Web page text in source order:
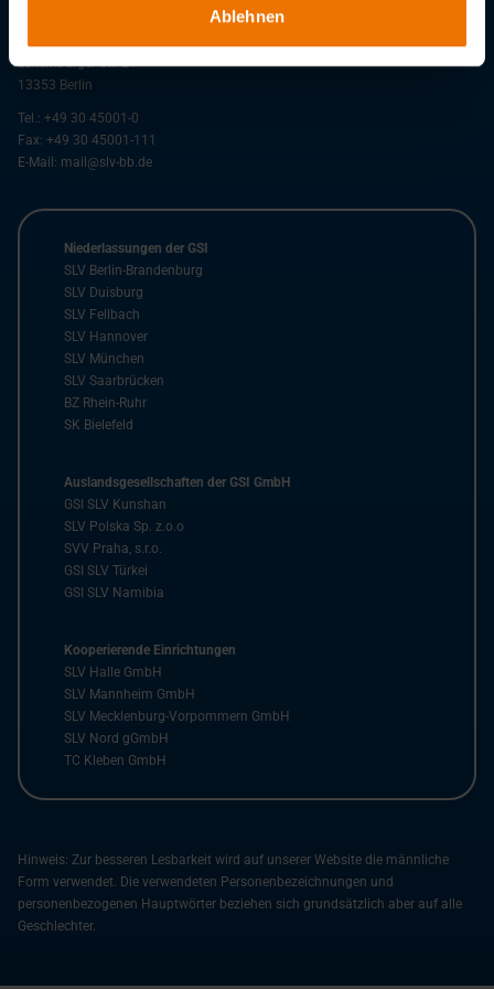
Ablehnen
GSI – Gesellschaft für Schweißtechnik International mbH
Luxemburger Str. 21
13353 Berlin
Tel.: +49 30 45001-0
Fax: +49 30 45001-111
E-Mail: mail@slv-bb.de
Niederlassungen der GSI
SLV Berlin-Brandenburg
SLV Duisburg
SLV Fellbach
SLV Hannover
SLV München
SLV Saarbrücken
BZ Rhein-Ruhr
SK Bielefeld
Auslandsgesellschaften der GSI GmbH
GSI SLV Kunshan
SLV Polska Sp. z.o.o
SVV Praha, s.r.o.
GSI SLV Türkei
GSI SLV Namibia
Kooperierende Einrichtungen
SLV Halle GmbH
SLV Mannheim GmbH
SLV Mecklenburg-Vorpommern GmbH
SLV Nord gGmbH
TC Kleben GmbH
Hinweis: Zur besseren Lesbarkeit wird auf unserer Website die männliche
Form verwendet. Die verwendeten Personenbezeichnungen und
personenbezogenen Hauptwörter beziehen sich grundsätzlich aber auf alle
Geschlechter.